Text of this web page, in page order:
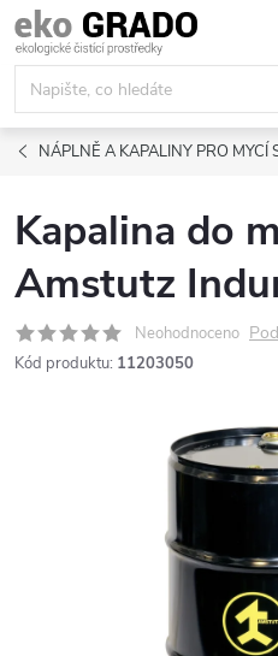
Přejít
na
obsah
NÁPLNĚ A KAPALINY PRO MYCÍ
Kapalina do
Amstutz
Neohodnoceno
Kód produktu: 11203050